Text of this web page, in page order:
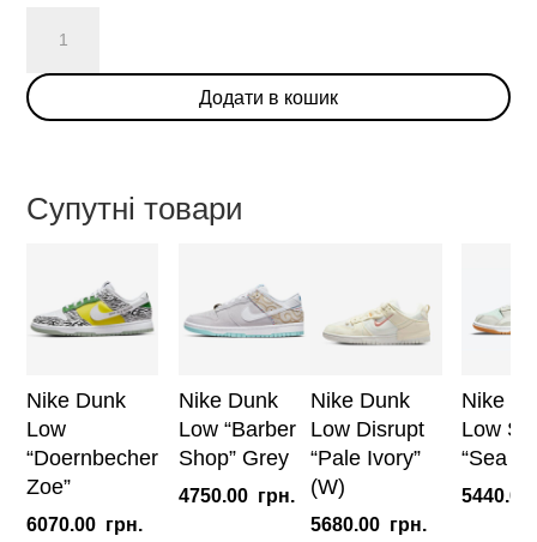
Dunk
Low
Додати в кошик
Супутні товари
Nike Dunk
Low
“Doernbecher
Zoe”
6070.00 грн.
Nike Dunk
Low “Barber
Shop” Grey
4750.00 грн.
Nike Dunk
Low Disrupt
“Pale Ivory”
(W)
5680.00 грн.
Nike
Low
“Sea
5440.00